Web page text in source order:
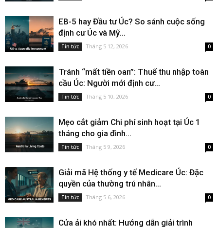
EB-5 hay Đầu tư Úc? So sánh cuộc sống
định cư Úc và Mỹ...
Tin tức Tháng 5 12, 2026 0
Tránh “mất tiền oan”: Thuế thu nhập toàn
cầu Úc: Người mới định cư...
Tin tức Tháng 5 10, 2026 0
Mẹo cắt giảm Chi phí sinh hoạt tại Úc 1
tháng cho gia đình...
Tin tức Tháng 5 9, 2026 0
Giải mã Hệ thống y tế Medicare Úc: Đặc
quyền của thường trú nhân...
Tin tức Tháng 5 6, 2026 0
Cửa ải khó nhất: Hướng dẫn giải trình